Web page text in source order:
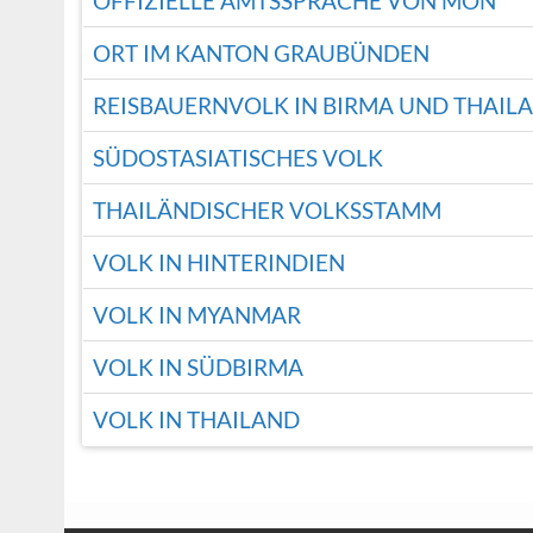
ORT IM KANTON GRAUBÜNDEN
REISBAUERNVOLK IN BIRMA UND
SÜDOSTASIATISCHES VOLK
THAILÄNDISCHER VOLKSSTAMM
VOLK IN HINTERINDIEN
VOLK IN MYANMAR
VOLK IN SÜDBIRMA
VOLK IN THAILAND